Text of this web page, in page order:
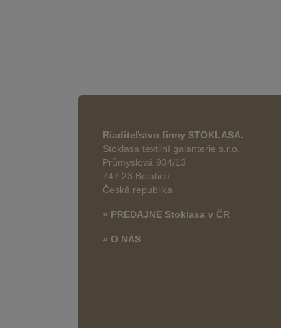
Riaditeľstvo firmy STOKLASA.
Stoklasa textilní galanterie s.r.o.
Průmyslová 934/13
747 23 Bolatice
Česká republika
» PREDAJNE Stoklasa v ČR
» O NÁS